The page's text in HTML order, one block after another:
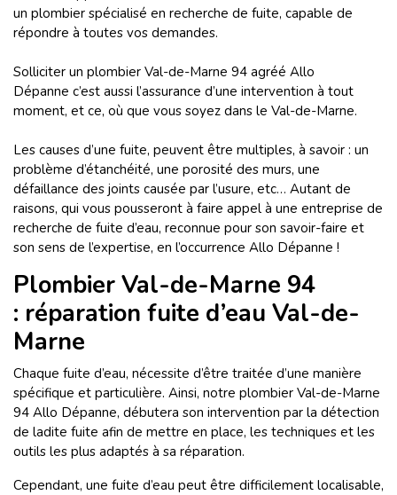
un plombier spécialisé en recherche de fuite, capable de
répondre à toutes vos demandes.
Solliciter un plombier Val-de-Marne 94 agréé Allo
Dépanne c’est aussi l’assurance d’une intervention à tout
moment, et ce, où que vous soyez dans le Val-de-Marne.
Les causes d’une fuite, peuvent être multiples, à savoir : un
problème d’étanchéité, une porosité des murs, une
défaillance des joints causée par l’usure, etc… Autant de
raisons, qui vous pousseront à faire appel à une entreprise de
recherche de fuite d’eau, reconnue pour son savoir-faire et
son sens de l’expertise, en l’occurrence Allo Dépanne !
Plombier Val-de-Marne 94
: réparation fuite d’eau Val-de-
Marne
Chaque fuite d’eau, nécessite d’être traitée d’une manière
spécifique et particulière. Ainsi, notre plombier Val-de-Marne
94 Allo Dépanne, débutera son intervention par la détection
de ladite fuite afin de mettre en place, les techniques et les
outils les plus adaptés à sa réparation.
Cependant, une fuite d’eau peut être difficilement localisable,